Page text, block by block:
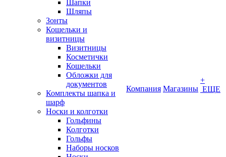
Шапки
Шляпы
Зонты
Кошельки и
визитницы
Визитницы
Косметички
Кошельки
Обложки для
документов
Комплекты шапка и
шарф
Носки и колготки
Гольфины
Колготки
Гольфы
Наборы носков
Компания Магазины
+
ЕЩЕ